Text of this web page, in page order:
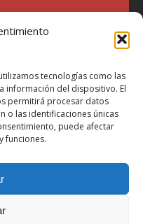
tecnologías como las
información del dispositivo. El
permitirá procesar datos
o las identificaciones únicas
puede afectar
funciones.
en 1969 y desde el
distintos medios.
escribir sobre lo que me